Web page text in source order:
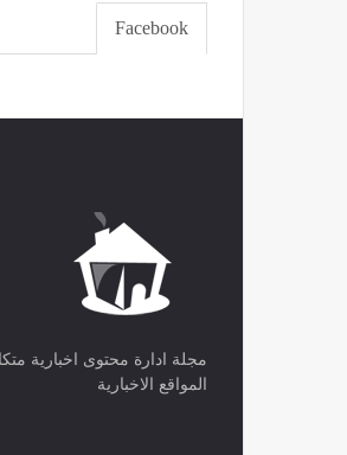
Facebook
مجلة ادارة محتوى اخبارية
المواقع الاخبارية